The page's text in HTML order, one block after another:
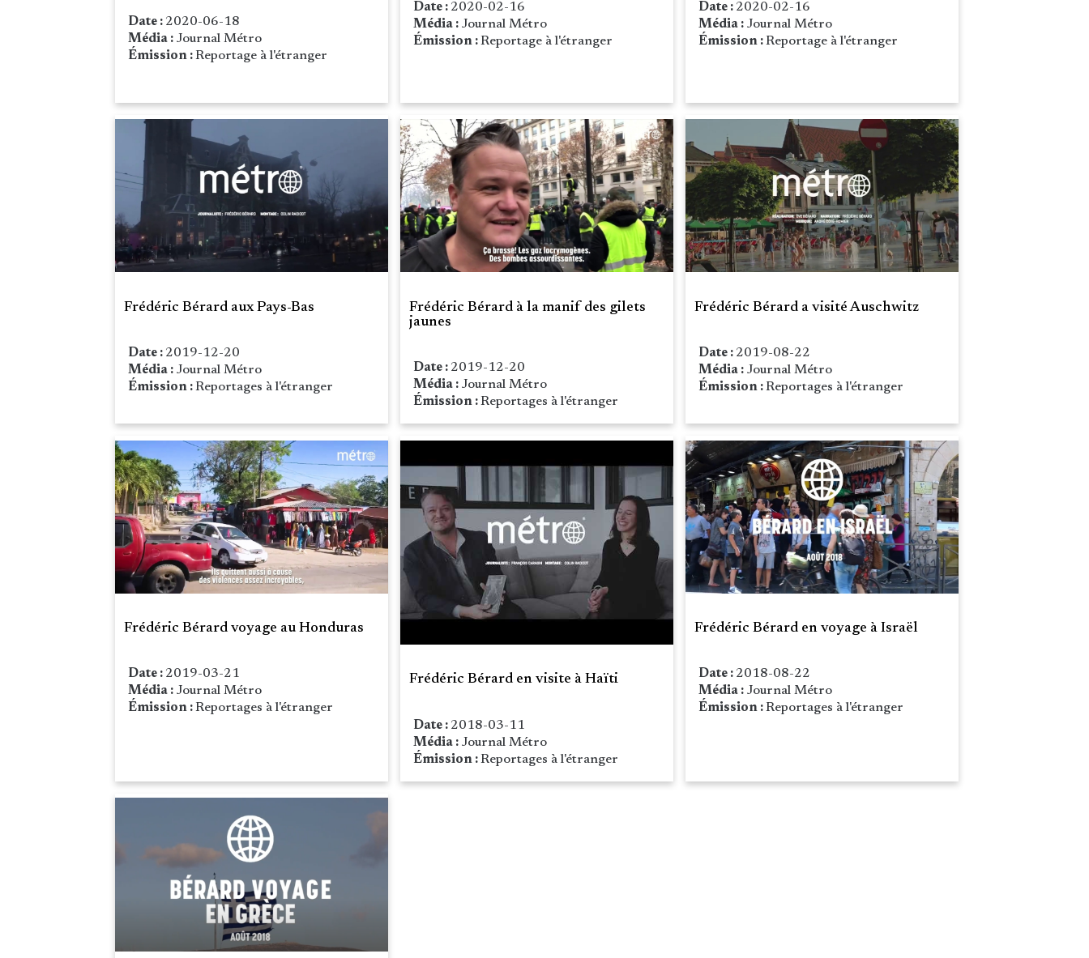
Date : 2020-06-18
Média : Journal Métro
Émission :Reportage à l'étranger
Date : 2020-02-16
Média : Journal Métro
Émission :Reportage à l'étranger
Date : 2020-02-16
Média : Journal Métro
Émission :Reportage à l'étranger
Frédéric Bérard aux Pays-Bas
Date : 2019-12-20
Média : Journal Métro
Émission :Reportages à l'étranger
Frédéric Bérard à la manif des gilets
jaunes
Date : 2019-12-20
Média : Journal Métro
Émission :Reportages à l'étranger
Frédéric Bérard a visité Auschwitz
Date : 2019-08-22
Média : Journal Métro
Émission :Reportages à l'étranger
Frédéric Bérard voyage au Honduras
Date : 2019-03-21
Média : Journal Métro
Émission :Reportages à l'étranger
Frédéric Bérard en visite à Haïti
Date : 2018-03-11
Média : Journal Métro
Émission :Reportages à l'étranger
Frédéric Bérard en voyage à Israël
Date : 2018-08-22
Média : Journal Métro
Émission :Reportages à l'étranger